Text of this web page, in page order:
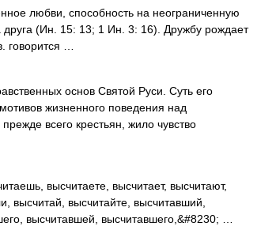
любви, способность на неограниченную
друга (Ин. 15: 13; 1 Ин. 3: 16). Дружбу рождает
говорится …
основ Святой Руси. Суть его
жизненного поведения над
всего крестьян, жило чувство
высчитаете, высчитает, высчитают,
высчитай, высчитайте, высчитавший,
высчитавшей, высчитавшего,&#8230; …